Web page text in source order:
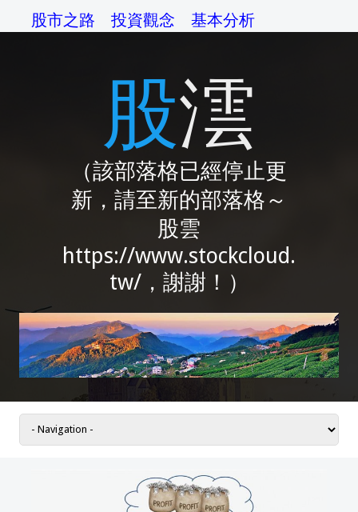
股市之路 投資觀念 基本分析
交易心理 綜論 相關網站
股澐
（該部落格已經停止更
新，請至新的部落格～
股雲
https://www.stockcloud.
tw/，謝謝！）